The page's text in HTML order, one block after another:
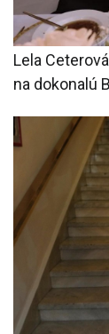
Lela
na dokonalú